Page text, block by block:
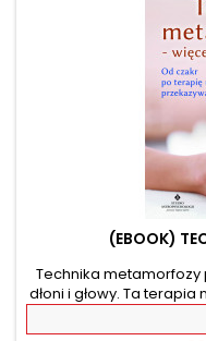
(EBOOK)
Technika metamorfozy
dłoni i głowy. Ta
uzdrawianiu
wzmocnisz swoje